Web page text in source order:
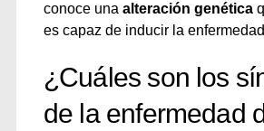
conoce una alteración genética
es capaz de inducir la
¿Cuáles son los
de la enfermedad